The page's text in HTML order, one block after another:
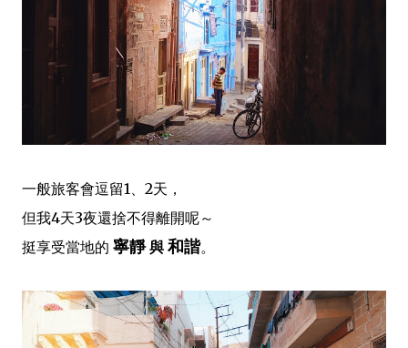
一般旅客會逗留1、2天，
但我4天3夜還捨不得離開呢～
挺享受當地的 寧靜與 和諧。